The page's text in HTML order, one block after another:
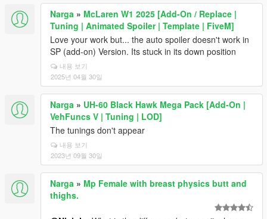
Narga » McLaren W1 2025 [Add-On / Replace |
Tuning | Animated Spoiler | Template | FiveM]
Love your work but... the auto spoiler doesn't work in
SP (add-on) Version. Its stuck in its down position
내용 보기
2025년 04월 30일
Narga » UH-60 Black Hawk Mega Pack [Add-On |
VehFuncs V | Tuning | LOD]
The tunings don't appear
내용 보기
2023년 09월 30일
Narga » Mp Female with breast physics butt and
thighs.